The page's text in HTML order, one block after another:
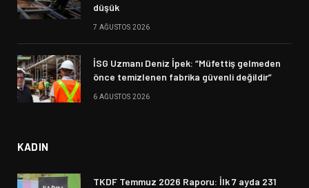
düşük
7 AĞUSTOS 2026
İSG Uzmanı Deniz İpek: “Müfettiş gelmeden
önce temizlenen fabrika güvenli değildir”
6 AĞUSTOS 2026
KADIN
TKDF Temmuz 2026 Raporu: İlk 7 ayda 231